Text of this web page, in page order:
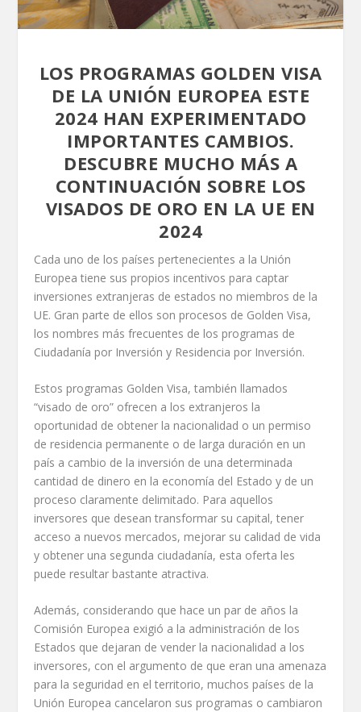
LOS PROGRAMAS GOLDEN VISA
DE LA UNIÓN EUROPEA ESTE
2024 HAN EXPERIMENTADO
IMPORTANTES CAMBIOS.
DESCUBRE MUCHO MÁS A
CONTINUACIÓN SOBRE LOS
VISADOS DE ORO EN LA UE EN
2024
Cada uno de los países pertenecientes a la Unión
Europea tiene sus propios incentivos para captar
inversiones extranjeras de estados no miembros de la
UE. Gran parte de ellos son procesos de Golden Visa,
los nombres más frecuentes de los programas de
Ciudadanía por Inversión y Residencia por Inversión.
Estos programas Golden Visa, también llamados
“visado de oro” ofrecen a los extranjeros la
oportunidad de obtener la nacionalidad o un permiso
de residencia permanente o de larga duración en un
país a cambio de la inversión de una determinada
cantidad de dinero en la economía del Estado y de un
proceso claramente delimitado. Para aquellos
inversores que desean transformar su capital, tener
acceso a nuevos mercados, mejorar su calidad de vida
y obtener una segunda ciudadanía, esta oferta les
puede resultar bastante atractiva.
Además, considerando que hace un par de años la
Comisión Europea exigió a la administración de los
Estados que dejaran de vender la nacionalidad a los
inversores, con el argumento de que eran una amenaza
para la seguridad en el territorio, muchos países de la
Unión Europea cancelaron sus programas o cambiaron